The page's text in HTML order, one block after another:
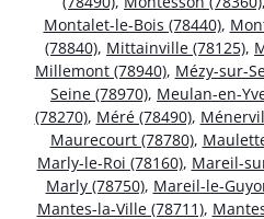
Montalet-le-Bois (78440),
(78840), Mittainville (78125),
Millemont (78940), Mézy-sur-
Seine (78970), Meulan-en-
(78270), Méré (78490),
Maurecourt (78780),
Marly-le-Roi (78160), Mareil-
Marly (78750), Mareil-le-
Mantes-la-Ville (78711),